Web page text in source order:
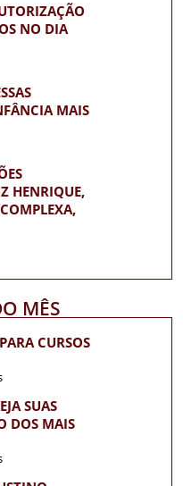
NO DIA
MAIS
HENRIQUE,
MÊS
CURSOS
SUAS
DOS MAIS